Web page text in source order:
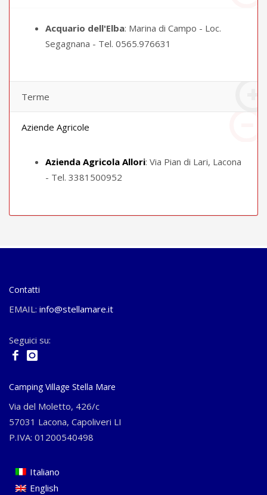
Acquario dell'Elba: Marina di Campo - Loc.
Segagnana - Tel. 0565.976631
Terme
Aziende Agricole
Azienda Agricola Allori: Via Pian di Lari, Lacona
- Tel. 3381500952
Contatti
EMAIL: info@stellamare.it
Seguici su:
Camping Village Stella Mare
Via del Moletto, 426/c
57031 Lacona, Capoliveri LI
P.IVA: 01200540498
Italiano
English